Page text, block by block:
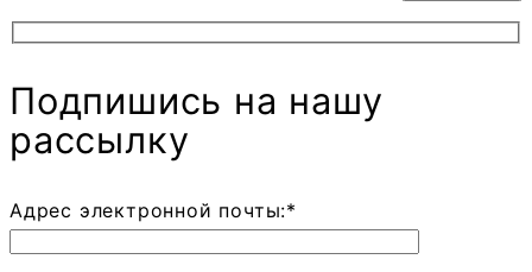
Подпишись на нашу
рассылку
Адрес электронной почты:*